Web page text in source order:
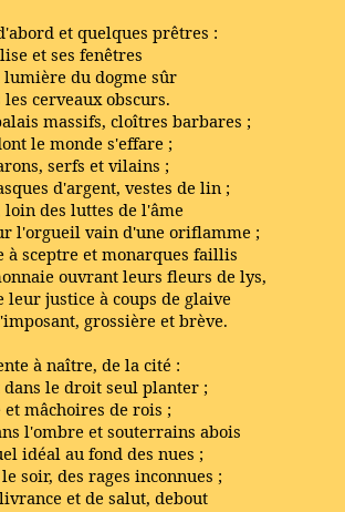
et quelques prêtres :
et ses fenêtres
du dogme sûr
cerveaux obscurs.
massifs, cloîtres barbares ;
le monde s'effare ;
serfs et vilains ;
d'argent, vestes de lin ;
des luttes de l'âme
l'orgueil vain d'une oriflamme ;
à sceptre et monarques faillis
ouvrant leurs fleurs de lys,
justice à coups de glaive
grossière et brève.
à naître, de la cité :
dans le droit seul planter ;
mâchoires de rois ;
l'ombre et souterrains abois
idéal au fond des nues ;
soir, des rages inconnues ;
et de salut, debout